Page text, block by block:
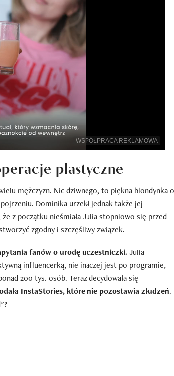
WSPÓŁPRACA REKLAMOWA
plastyczne
mężczyzn. Nic dziwnego, to piękna blondynka o
Dominika urzekł jednak także jej
z początku nieśmiała Julia stopniowo się przed
zgodny i szczęśliwy związek.
fanów o urodę uczestniczki. Julia
influencerką, nie inaczej jest po programie,
200 tys. osób. Teraz decydowała się
InstaStories, które nie pozostawia złudzeń.